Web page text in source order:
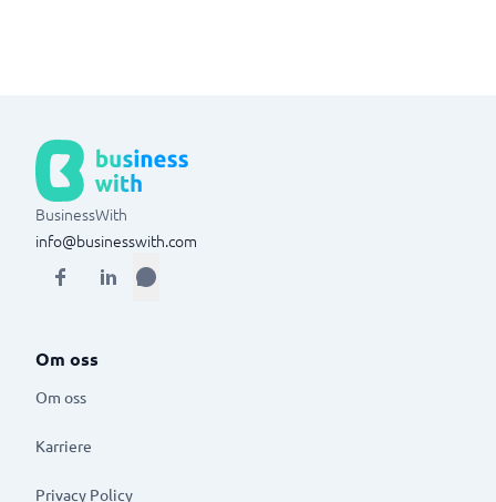
BusinessWith
info@businesswith.com
Om oss
Om oss
Karriere
Privacy Policy